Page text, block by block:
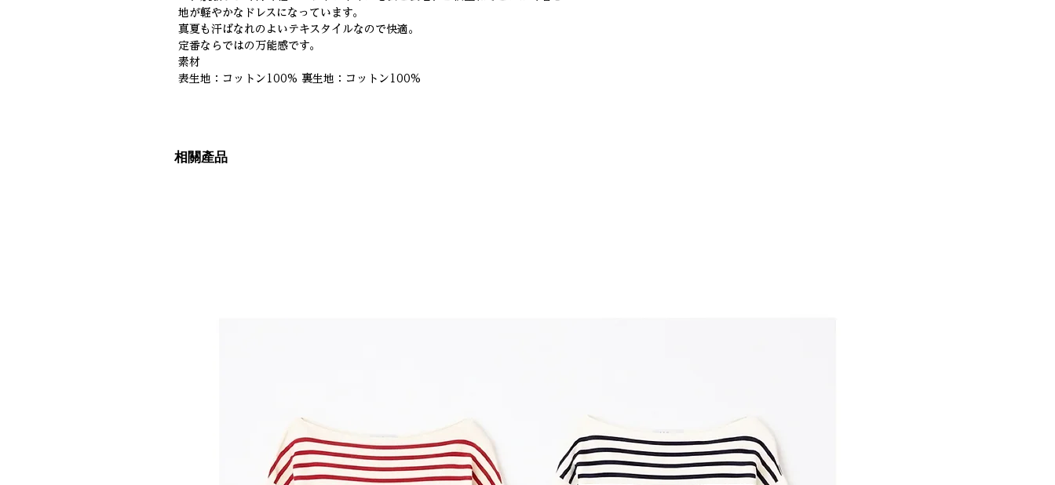
地が軽やかなドレスになっています。
真夏も汗ばなれのよいテキスタイルなので快適。
定番ならではの万能感です。
素材
表生地：コットン100% 裏生地：コットン100%
相關產品